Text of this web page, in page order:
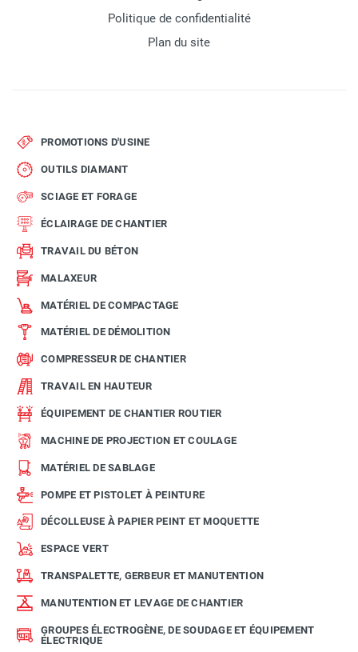
Politique de confidentialité
Plan du site
PROMOTIONS D'USINE
OUTILS DIAMANT
SCIAGE ET FORAGE
ÉCLAIRAGE DE CHANTIER
TRAVAIL DU BÉTON
MALAXEUR
MATÉRIEL DE COMPACTAGE
MATÉRIEL DE DÉMOLITION
COMPRESSEUR DE CHANTIER
TRAVAIL EN HAUTEUR
ÉQUIPEMENT DE CHANTIER ROUTIER
MACHINE DE PROJECTION ET COULAGE
MATÉRIEL DE SABLAGE
POMPE ET PISTOLET À PEINTURE
DÉCOLLEUSE À PAPIER PEINT ET MOQUETTE
ESPACE VERT
TRANSPALETTE, GERBEUR ET MANUTENTION
MANUTENTION ET LEVAGE DE CHANTIER
GROUPES ÉLECTROGÈNE, DE SOUDAGE ET ÉQUIPEMENT
ÉLECTRIQUE